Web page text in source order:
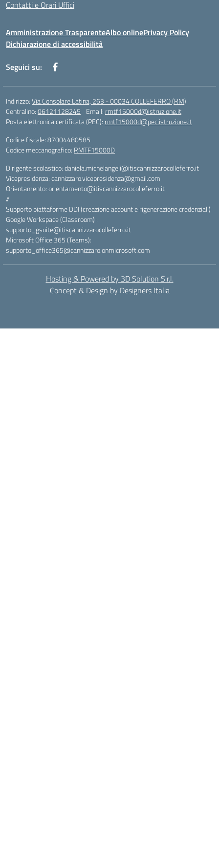
Contatti e Orari Uffici
Amministrazione TrasparenteAlbo onlinePrivacy Policy
Dichiarazione di accessibilità
Seguici su:
Indirizzo:Via Consolare Latina, 263 - 00034 COLLEFERRO (RM)
Centralino:06121128245 Email: rmtf15000d@istruzione.it
Posta elettronica certificata (PEC): rmtf15000d@pec.istruzione.it
Codice fiscale: 87004480585
Codice meccanografico: RMTF15000D
Dirigente scolastico: daniela.michelangeli@itiscannizzarocolleferro.it
Vicepresidenza: cannizzaro.vicepresidenza@gmail.com
Orientamento: orientamento@itiscannizzarocolleferro.it
//
Supporto piattaforme DDI (creazione account e rigenerazione credenziali)
Google Workspace (Classroom) :
supporto_gsuite@itiscannizzarocolleferro.it
Microsoft Office 365 (Teams):
supporto_office365@cannizzaro.onmicrosoft.com
Hosting & Powered by 3D Solution S.r.l.
Concept & Design by Designers Italia